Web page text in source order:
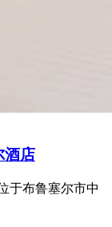
酒店
于布鲁塞尔市中